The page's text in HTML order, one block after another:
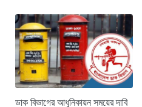
ডাক বিভাগের আধুনিকায়ন সময়ের দাবি